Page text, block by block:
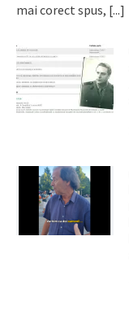
mai corect spus, [...]